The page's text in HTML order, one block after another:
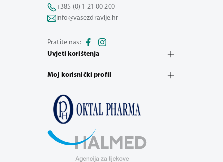
+385 (0) 1 21 00 200
info@vasezdravlje.hr
Pratite nas:
Uvjeti korištenja
Moj korisnički profil